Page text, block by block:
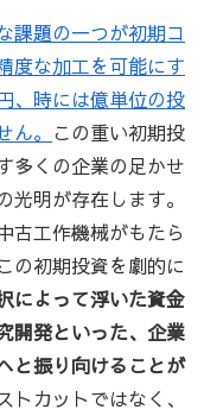
課題の一つが初期コ
度な加工を可能にす
、時には億単位の投
。 この重い初期投
多くの企業の足かせ
明が存在します。
古工作機械がもたら
の初期投資を劇的に
によって浮いた資金
開発といった、企業
と振り向けることが
トカットではなく、